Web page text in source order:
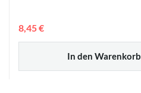
In den Warenkorb
8,45 €